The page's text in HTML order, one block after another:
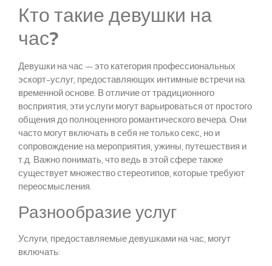
Кто такие девушки на
час?
Девушки на час — это категория профессиональных
эскорт-услуг, предоставляющих интимные встречи на
временной основе. В отличие от традиционного
восприятия, эти услуги могут варьироваться от простого
общения до полноценного романтического вечера. Они
часто могут включать в себя не только секс, но и
сопровождение на мероприятия, ужины, путешествия и
т.д. Важно понимать, что ведь в этой сфере также
существует множество стереотипов, которые требуют
переосмысления.
Разнообразие услуг
Услуги, предоставляемые девушками на час, могут
включать: